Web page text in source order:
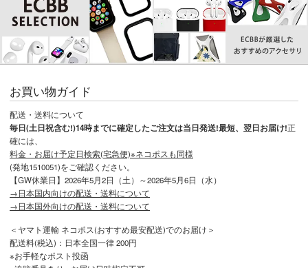
お買い物ガイド
配送・送料について
毎日(土日祝含む!)14時までに確定したご注文は当日発送!最短、翌日お届け!正
確には、
料金・お届け予定日検索(宅急便)※ネコポスも同様
(発地1510051)をご確認ください。
【GW休業日】2026年5月2日（土）～2026年5月6日（水）
→日本国内向けの配送・送料について
→日本国外向けの配送・送料について
＜ヤマト運輸 ネコポス(おすすめ最安配送)でのお届け＞
配送料(税込)：日本全国一律 200円
※お手軽なポスト投函